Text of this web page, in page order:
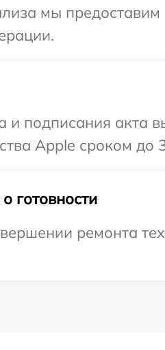
мы
и подписания акта
Apple сроком до
готовности
ремонта